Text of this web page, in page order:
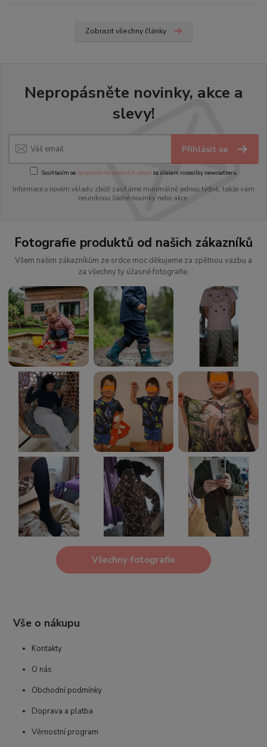
Zobrazit všechny články
Nepropásněte novinky, akce a
slevy!
Přihlásit se
Souhlasím se zpracováním osobních údajůza účelem rozesílky newsletteru.
Informace o novém vkladu zboží zasíláme minimálně jednou týdně, takže vám
neuniknou žádné novinky nebo akce.
Fotografie produktů od našich zákazníků
Všem našim zákazníkům ze srdce moc děkujeme za zpětnou vazbu a
za všechny ty úžasné fotografie.
Všechny fotografie
Vše o nákupu
Kontakty
O nás
Obchodní podmínky
Doprava a platba
Věrnostní program